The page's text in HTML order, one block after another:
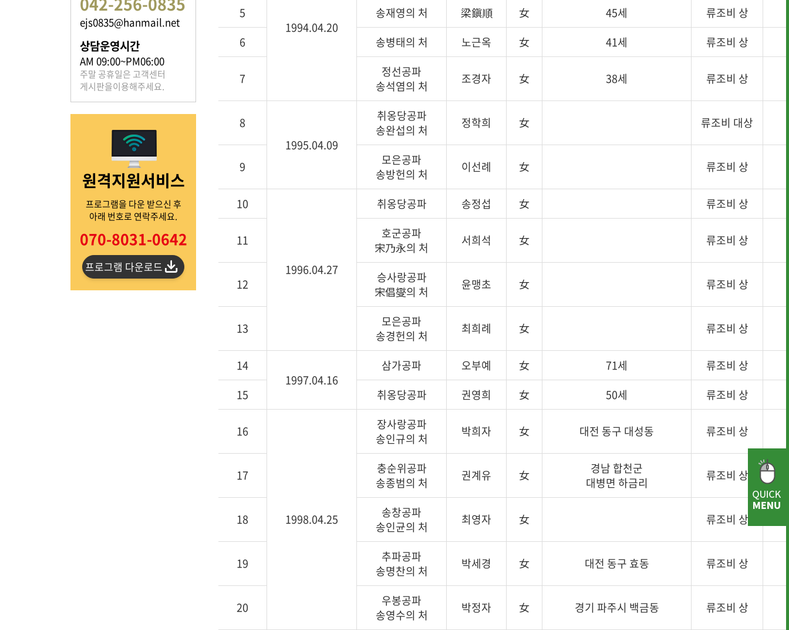
은진송씨의 족보를 확인하실 수 있습니다.
열린마당 · 행사일정
· 개인정보처리방침
· 개선의견 제
ejs0835@hanmail.net
상담운영시간
AM 09:00~PM06:00
주말 공휴일은 고객센터
게시판을이용해주세요.
원격지원서비스
프로그램을 다운 받으신 후
아래 번호로 연락주세요.
070-8031-0642
프로그램 다운로드
1994.04.20
5 송재영의 처 梁鎭順 女 45세
류조비 상
6
송병태의 처 노근옥 女 41세 류조비 상
7
정선공파
송석염의 처
조경자 女 38세 류조비 상
8
1995.04.09
취옹당공파
송완섭의 처
정학희 女 류조비 대상
9
모은공파
송방헌의 처
이선례 女 류조비 상
10
1996.04.27
취옹당공파 송정섭 女 류조비 상
11
호군공파
宋乃永의 처
서희석 女 류조비 상
12
승사랑공파
宋倡燮의 처
윤맹초 女 류조비 상
13
모은공파
송경헌의 처
최희례 女 류조비 상
14
1997.04.16
삼가공파 오부예 女 71세
류조비 상
15
취옹당공파 권영희 女 50세 류조비 상
16
1998.04.25
장사랑공파
송인규의 처
박희자 女 대전 동구 대성동 류조비 상
17
충순위공파
송종범의 처
권계유 女
경남 합천군
대병면 하금리
류조비 상
18
송창공파
송인균의 처
최영자 女 류조비 상
19
추파공파
송명찬의 처
박세경 女 대전 동구 효동 류조비 상
20
우봉공파
송영수의 처
박정자 女 경기 파주시 백금동 류조비 상